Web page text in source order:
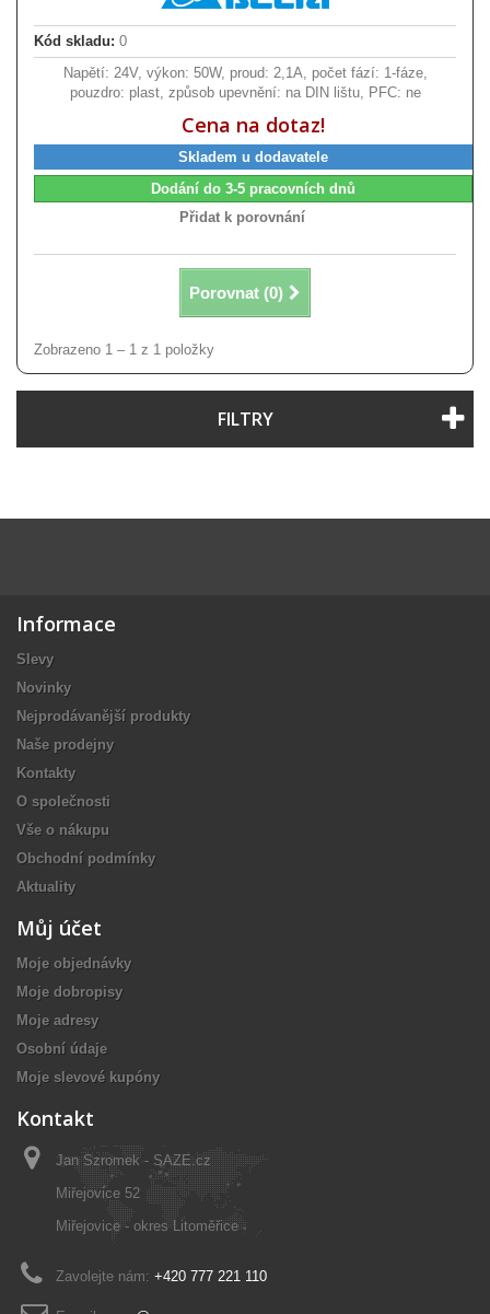
Kód skladu: 0
Napětí: 24V, výkon: 50W, proud: 2,1A, počet fází: 1-fáze,
pouzdro: plast, způsob upevnění: na DIN lištu, PFC: ne
Cena na dotaz!
Skladem u dodavatele
Dodání do 3-5 pracovních dnů
Přidat k porovnání
Porovnat (0)
Zobrazeno 1 – 1 z 1 položky
FILTRY
Informace
Slevy
Novinky
Nejprodávanější produkty
Naše prodejny
Kontakty
O společnosti
Vše o nákupu
Obchodní podmínky
Aktuality
Můj účet
Moje objednávky
Moje dobropisy
Moje adresy
Osobní údaje
Moje slevové kupóny
Kontakt
Jan Szromek - SAZE.cz
Miřejovice 52
Miřejovice - okres Litoměřice
Zavolejte nám: +420 777 221 110